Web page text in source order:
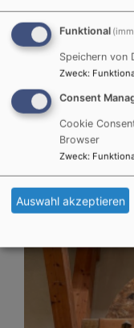
Do, 20.8. 9-
Mutter Kind
Treffpunkt für Familien
Diakonin Gabi Raunigk
Augsburg
Funktional
Speichern von
Zweck:
Consent
Cookie
Browser
Zweck:
Auswahl akzeptieren